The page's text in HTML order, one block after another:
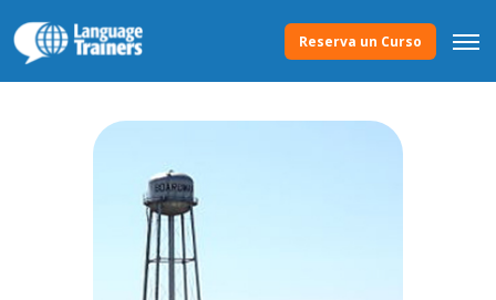
Reserva un Curso